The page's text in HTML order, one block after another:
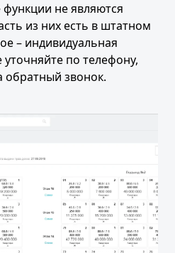
не являются
из них есть в штатном
– индивидуальная
по телефону,
обратный звонок.